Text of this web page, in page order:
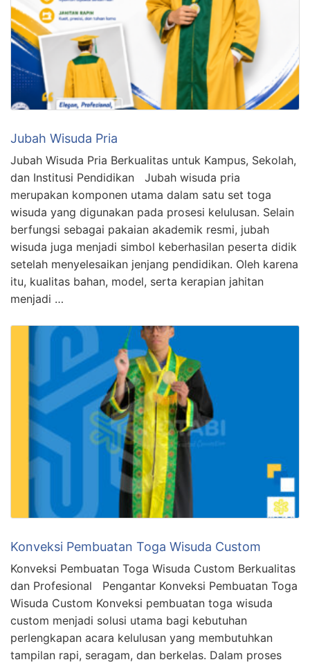
Jubah Wisuda Pria
Jubah Wisuda Pria Berkualitas untuk Kampus, Sekolah,
dan Institusi Pendidikan Jubah wisuda pria
merupakan komponen utama dalam satu set toga
wisuda yang digunakan pada prosesi kelulusan. Selain
berfungsi sebagai pakaian akademik resmi, jubah
wisuda juga menjadi simbol keberhasilan peserta didik
setelah menyelesaikan jenjang pendidikan. Oleh karena
itu, kualitas bahan, model, serta kerapian jahitan
menjadi …
Konveksi Pembuatan Toga Wisuda Custom
Konveksi Pembuatan Toga Wisuda Custom Berkualitas
dan Profesional Pengantar Konveksi Pembuatan Toga
Wisuda Custom Konveksi pembuatan toga wisuda
custom menjadi solusi utama bagi kebutuhan
perlengkapan acara kelulusan yang membutuhkan
tampilan rapi, seragam, dan berkelas. Dalam proses